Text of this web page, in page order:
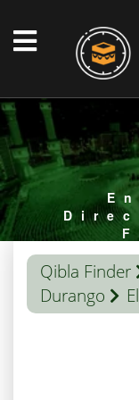
Qibla Finder
Durango